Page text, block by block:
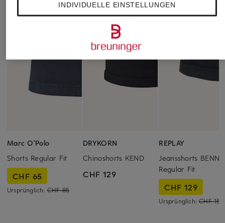
Marc O'Polo
Shorts Regular Fit
CHF 65
Ursprünglich: CHF 85
DRYKORN
Chinoshorts KEND
CHF 129
REPLAY
Jeansshorts BENNI
Regular Fit
CHF 129
Ursprünglich:CHF 159
INDIVIDUELLE EINSTELLUNGEN